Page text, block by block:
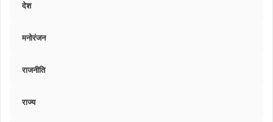
देश
मनोरंजन
राजनीति
राज्य